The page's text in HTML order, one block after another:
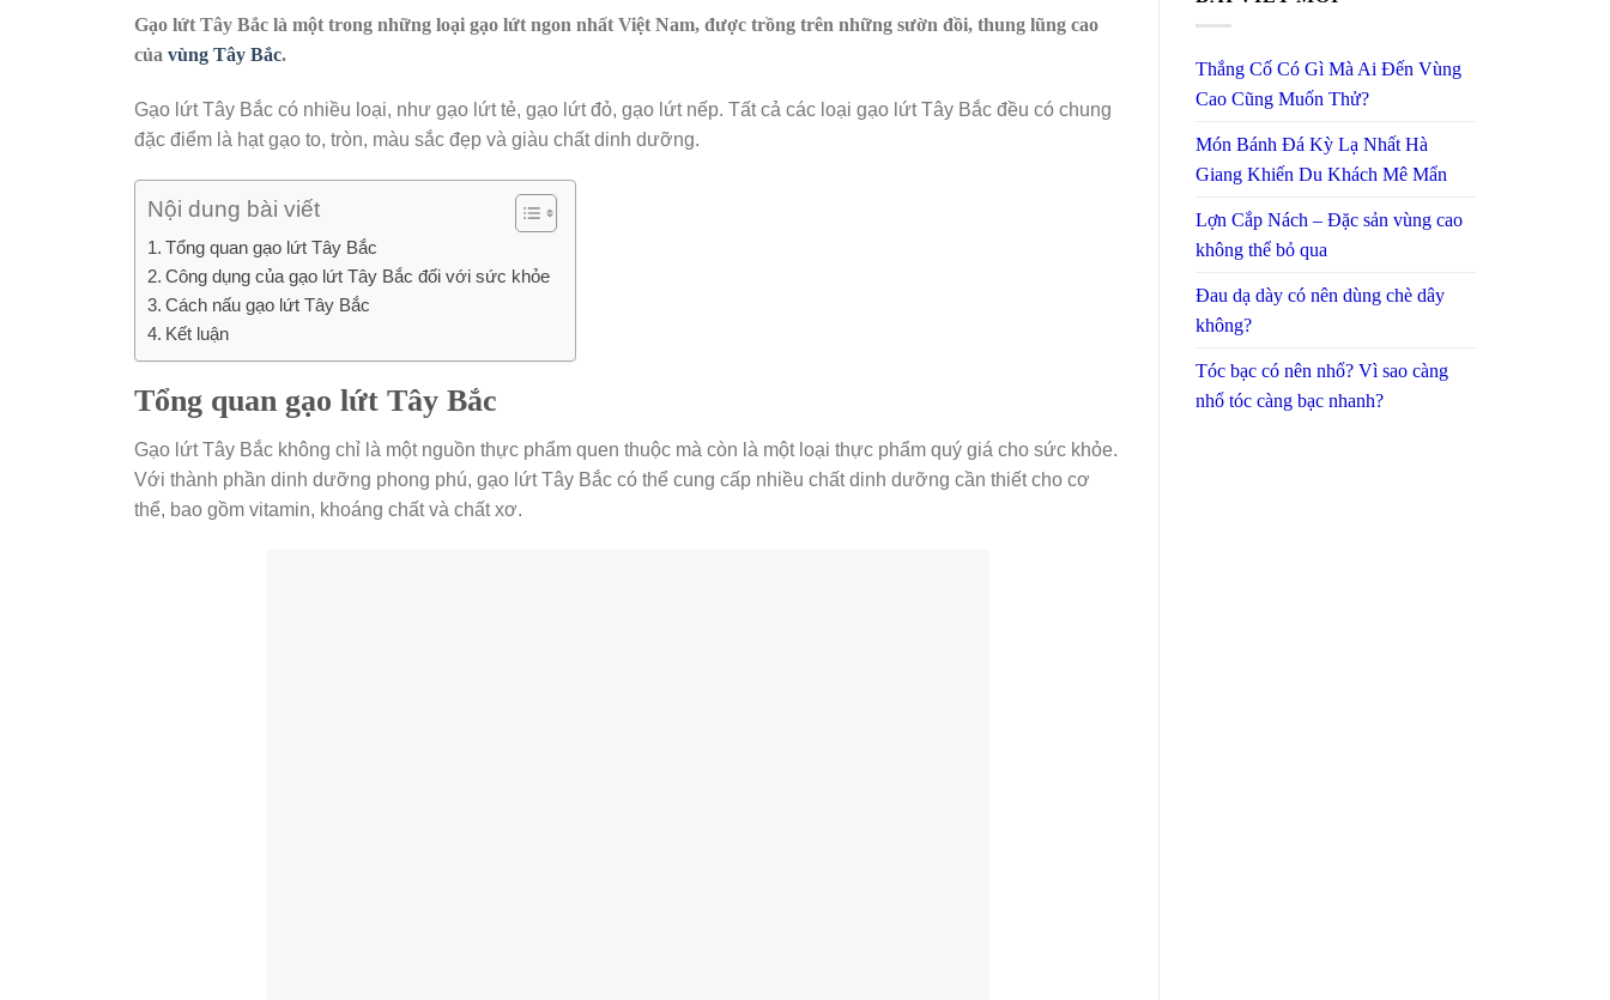
Gạo lứt Tây Bắc là một trong những loại gạo lứt ngon nhất Việt Nam, được trồng trên những sườn đồi, thung lũng cao
của vùng Tây Bắc.
Gạo lứt Tây Bắc có nhiều loại, như gạo lứt tẻ, gạo lứt đỏ, gạo lứt nếp. Tất cả các loại gạo lứt Tây Bắc đều có chung
đặc điểm là hạt gạo to, tròn, màu sắc đẹp và giàu chất dinh dưỡng.
Nội dung bài viết
Tổng quan gạo lứt Tây Bắc
Công dụng của gạo lứt Tây Bắc đối với sức khỏe
Cách nấu gạo lứt Tây Bắc
Kết luận
Tổng quan gạo lứt Tây Bắc
Gạo lứt Tây Bắc không chỉ là một nguồn thực phẩm quen thuộc mà còn là một loại thực phẩm quý giá cho sức khỏe.
Với thành phần dinh dưỡng phong phú, gạo lứt Tây Bắc có thể cung cấp nhiều chất dinh dưỡng cần thiết cho cơ
thể, bao gồm vitamin, khoáng chất và chất xơ.
Thắng Cố Có Gì Mà Ai Đến Vùng
Cao Cũng Muốn Thử?
Món Bánh Đá Kỳ Lạ Nhất Hà
Giang Khiến Du Khách Mê Mẩn
Lợn Cắp Nách – Đặc sản vùng cao
không thể bỏ qua
Đau dạ dày có nên dùng chè dây
không?
Tóc bạc có nên nhổ? Vì sao càng
nhổ tóc càng bạc nhanh?